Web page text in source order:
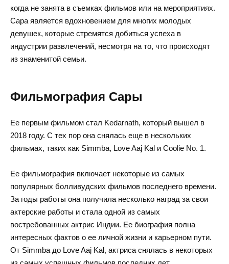
когда не занята в съемках фильмов или на мероприятиях.
Сара является вдохновением для многих молодых
девушек, которые стремятся добиться успеха в
индустрии развлечений, несмотря на то, что происходят
из знаменитой семьи.
Фильмография Сары
Ее первым фильмом стал Kedarnath, который вышел в
2018 году. С тех пор она снялась еще в нескольких
фильмах, таких как Simmba, Love Aaj Kal и Coolie No. 1.
Ее фильмография включает некоторые из самых
популярных болливудских фильмов последнего времени.
За годы работы она получила несколько наград за свои
актерские работы и стала одной из самых
востребованных актрис Индии. Ее биография полна
интересных фактов о ее личной жизни и карьерном пути.
От Simmba до Love Aaj Kal, актриса снялась в некоторых